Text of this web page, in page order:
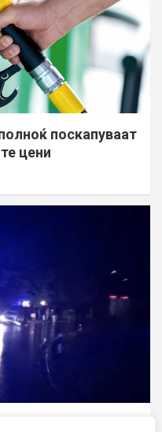
поскапуваат
цени